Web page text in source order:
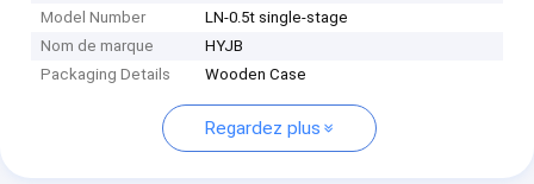
Model Number
LN-0.5t single-stage
Nom de marque
HYJB
Packaging Details
Wooden Case
Regardez plus